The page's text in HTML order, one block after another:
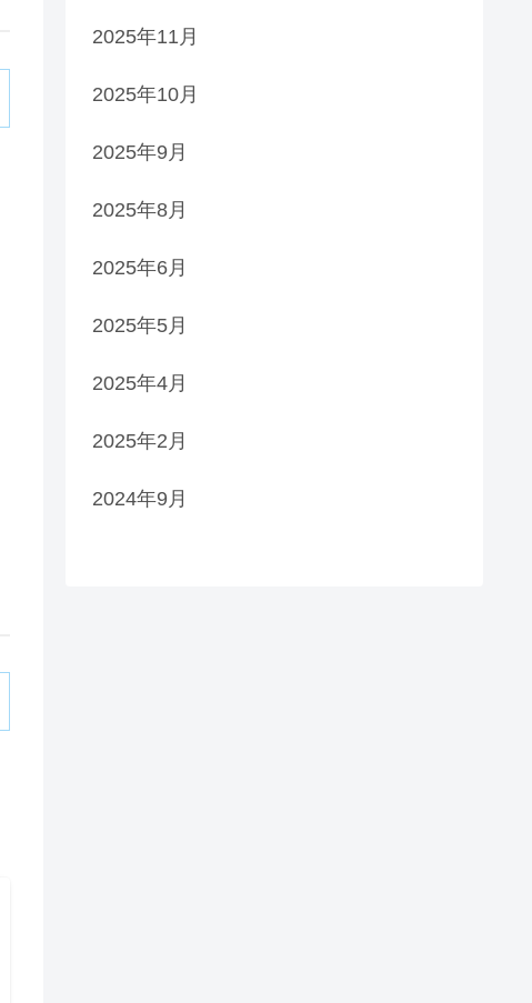
2025年11月
2025年10月
2025年9月
2025年8月
2025年6月
2025年5月
2025年4月
2025年2月
2024年9月